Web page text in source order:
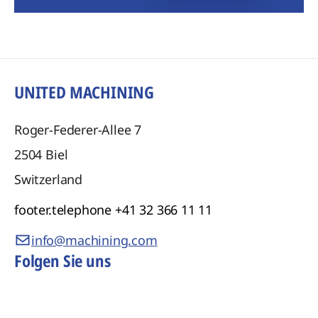
UNITED MACHINING
Roger-Federer-Allee 7
2504 Biel
Switzerland
footer.telephone +41 32 366 11 11
info@machining.com
Folgen Sie uns